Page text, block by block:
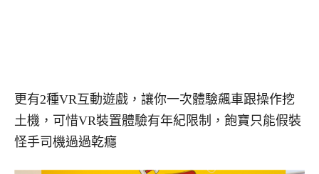
更有2種VR互動遊戲，讓你一次體驗飆車跟操作挖
土機，可惜VR裝置體驗有年紀限制，飽寶只能假裝
怪手司機過過乾癮